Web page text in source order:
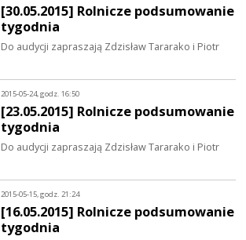
[30.05.2015] Rolnicze podsumowanie
tygodnia
Do audycji zapraszają Zdzisław Tararako i Piotr
2015-05-24, godz. 16:50
[23.05.2015] Rolnicze podsumowanie
tygodnia
Do audycji zapraszają Zdzisław Tararako i Piotr
2015-05-15, godz. 21:24
[16.05.2015] Rolnicze podsumowanie
tygodnia